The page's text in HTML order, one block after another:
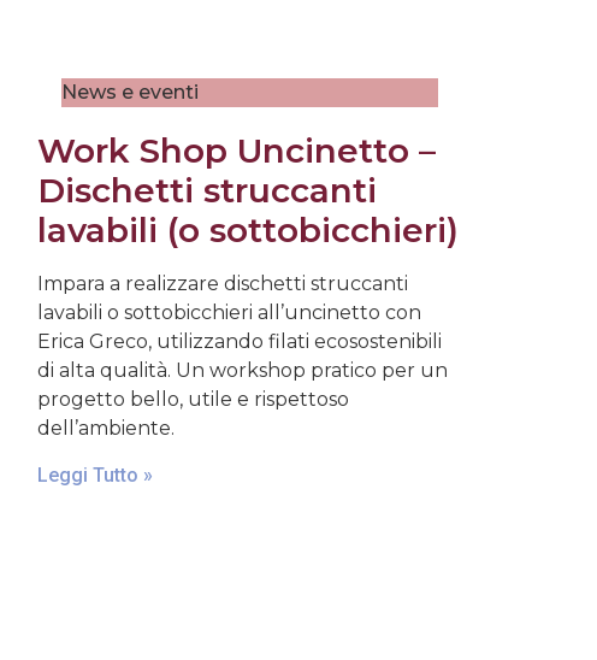
News e eventi
Work Shop Uncinetto –
Dischetti struccanti
lavabili (o sottobicchieri)
Impara a realizzare dischetti struccanti
lavabili o sottobicchieri all’uncinetto con
Erica Greco, utilizzando filati ecosostenibili
di alta qualità. Un workshop pratico per un
progetto bello, utile e rispettoso
dell’ambiente.
Leggi Tutto »